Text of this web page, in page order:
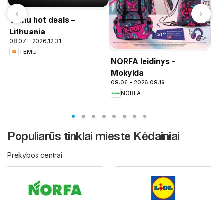
Temu hot deals –
Lithuania
08.07 - 2026.12.31
TEMU
NORFA leidinys -
Mokykla
08.06 - 2026.08.19
NORFA
Populiarūs tinklai mieste Kėdainiai
Prekybos centrai